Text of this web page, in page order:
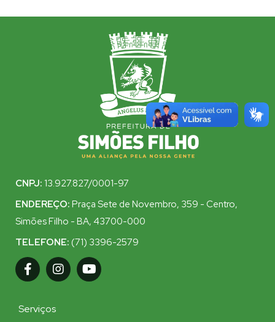
CNPJ: 13.927.827/0001-97
ENDEREÇO: Praça Sete de Novembro, 359 - Centro,
Simões Filho - BA, 43700-000
TELEFONE: (71) 3396-2579
Serviços